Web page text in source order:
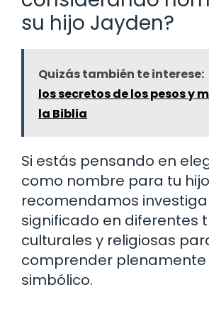
su hijo Jayden?
Quizás también te interese:
los secretos de los pesos y
la Biblia
Si estás pensando en
como nombre para tu
recomendamos
significado en diferentes
culturales y religiosas
comprender plenamente
simbólico.